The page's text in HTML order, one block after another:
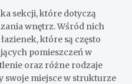
sekcji, które dotyczą
wnętrz. Wśród nich
które są często
pomieszczeń w
oraz różne rodzaje
swoje miejsce w strukturze